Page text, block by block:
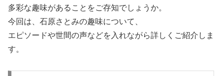
多彩な趣味があることをご存知でしょうか。
今回は、石原さとみの趣味について、
エピソードや世間の声などを入れながら詳しくご紹介しま
す。